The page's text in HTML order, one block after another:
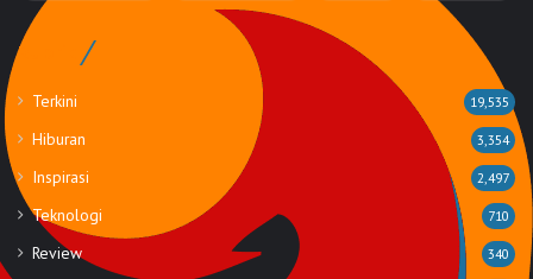
Rubrik
Terkini 19,535
Hiburan 3,354
Inspirasi 2,497
Teknologi 710
Review 340